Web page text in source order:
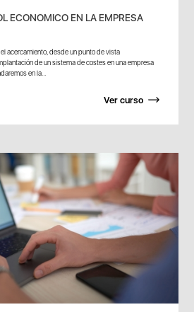
ECONOMICO EN LA EMPRESA
acercamiento, desde un punto de vista
de un sistema de costes en una empresa
en la...
Ver curso